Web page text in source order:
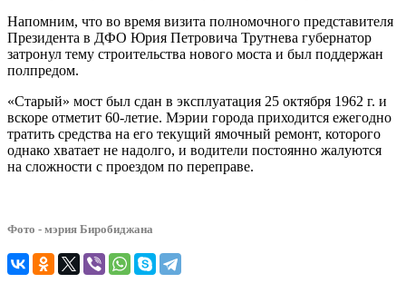
Напомним, что во время визита полномочного представителя
Президента в ДФО Юрия Петровича Трутнева губернатор
затронул тему строительства нового моста и был поддержан
полпредом.
«Старый» мост был сдан в эксплуатация 25 октября 1962 г. и
вскоре отметит 60-летие. Мэрии города приходится ежегодно
тратить средства на его текущий ямочный ремонт, которого
однако хватает не надолго, и водители постоянно жалуются
на сложности с проездом по переправе.
Фото - мэрия Биробиджана